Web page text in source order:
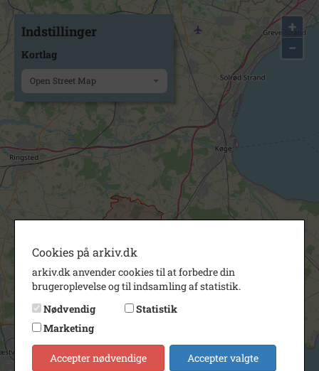
+
−
Indstillinger
Kortlag
Open Street Map
Cookies på arkiv.dk
arkiv.dk anvender cookies til at forbedre din
brugeroplevelse og til indsamling af statistik.
Nødvendig
Statistik
Marketing
Accepter nødvendige Accepter valgte